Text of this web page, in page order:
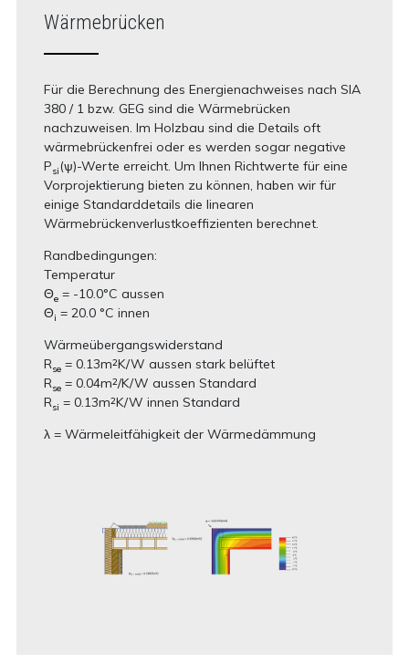
Wärmebrücken
Für die Berechnung des Energienachweises nach SIA
380 / 1 bzw. GEG sind die Wärmebrücken
nachzuweisen. Im Holzbau sind die Details oft
wärmebrückenfrei oder es werden sogar negative
Psi(ѱ)-Werte erreicht. Um Ihnen Richtwerte für eine
Vorprojektierung bieten zu können, haben wir für
einige Standarddetails die linearen
Wärmebrückenverlustkoeffizienten berechnet.
Randbedingungen:
Temperatur
Θe= -10.0°C aussen
Θi = 20.0 °C innen
Wärmeübergangswiderstand
Rse= 0.13m2K/W aussen stark belüftet
Rse= 0.04m2/K/W aussen Standard
Rsi = 0.13m2K/W innen Standard
λ = Wärmeleitfähigkeit der Wärmedämmung